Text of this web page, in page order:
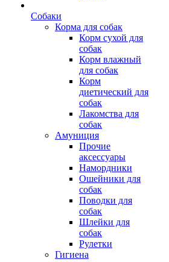
Собаки
Корма для собак
Корм сухой для
собак
Корм влажный
для собак
Корм
диетический для
собак
Лакомства для
собак
Амуниция
Прочие
аксессуары
Намордники
Ошейники для
собак
Поводки для
собак
Шлейки для
собак
Рулетки
Гигиена